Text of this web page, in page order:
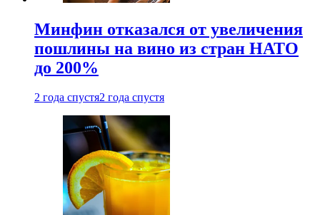
Минфин отказался от увеличения
пошлины на вино из стран НАТО
до 200%
2 года спустя2 года спустя